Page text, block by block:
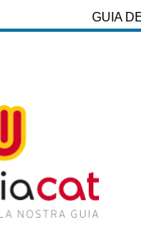
GUIA